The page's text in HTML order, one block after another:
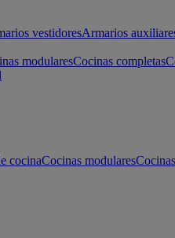
vestidoresArmarios
modularesCocinas completas
cocinaCocinas modulares